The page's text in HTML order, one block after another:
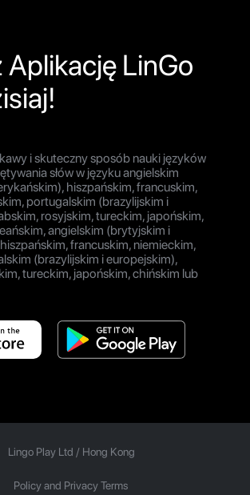
Aplikację LinGo
i skuteczny sposób nauki języków
słów w języku angielskim
hiszpańskim, francuskim,
portugalskim (brazylijskim i
rosyjskim, tureckim, japońskim,
angielskim (brytyjskim i
francuskim, niemieckim,
(brazylijskim i europejskim),
tureckim, japońskim, chińskim lub
Lingo Play Ltd / Hong Kong
Policy and Privacy Terms